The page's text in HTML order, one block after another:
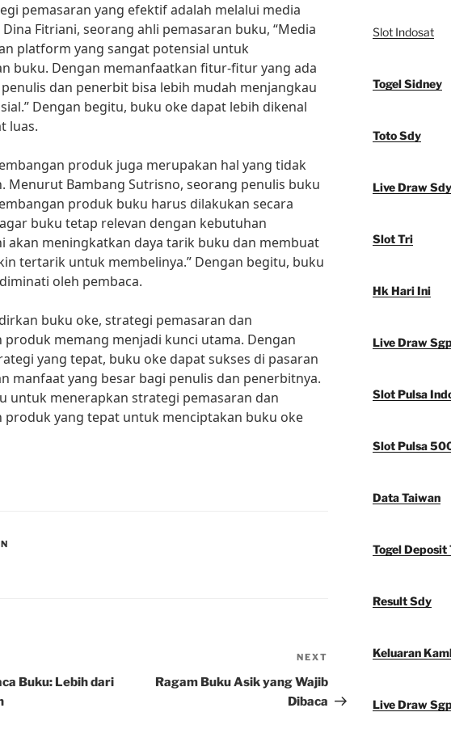
pemasaran yang efektif adalah melalui media
Fitriani, seorang ahli pemasaran buku, “Media
platform yang sangat potensial untuk
buku. Dengan memanfaatkan fitur-fitur yang ada
dan penerbit bisa lebih mudah menjangkau
Dengan begitu, buku oke dapat lebih dikenal
luas.
produk juga merupakan hal yang tidak
Menurut Bambang Sutrisno, seorang penulis buku
produk buku harus dilakukan secara
buku tetap relevan dengan kebutuhan
akan meningkatkan daya tarik buku dan membuat
tertarik untuk membelinya.” Dengan begitu, buku
oleh pembaca.
buku oke, strategi pemasaran dan
produk memang menjadi kunci utama. Dengan
yang tepat, buku oke dapat sukses di pasaran
manfaat yang besar bagi penulis dan penerbitnya.
untuk menerapkan strategi pemasaran dan
produk yang tepat untuk menciptakan buku oke
Buku: Lebih dari
Post
NEXT
Ragam Buku Asik yang Wajib
Dibaca
Slot Indosat
Togel Sidney
Toto Sdy
Live Draw Sdy
Slot Tri
Hk Hari Ini
Live Draw
Slot Pulsa
Slot Pulsa
Data Taiwan
Togel Deposit
Result Sdy
Keluaran
Live Draw